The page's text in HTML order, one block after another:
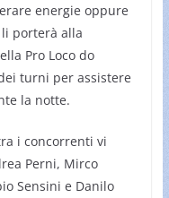
energie oppure
porterà alla
Pro Loco do
turni per assistere
la notte.
i concorrenti vi
Perni, Mirco
Sensini e Danilo